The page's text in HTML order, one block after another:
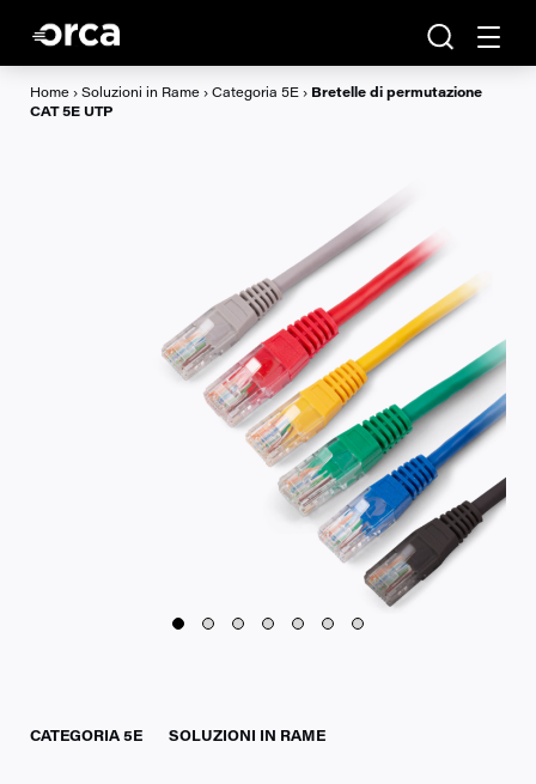
Home › Soluzioni in Rame › Categoria 5E › Bretelle di permutazione
CAT 5E UTP
CATEGORIA 5E SOLUZIONI IN RAME